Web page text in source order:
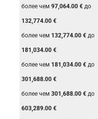
более чем 97,064.00 € до
132,774.00 €
более чем 132,774.00 € до
181,034.00 €
более чем 181,034.00 € до
301,688.00 €
более чем 301,688.00 € до
603,289.00 €